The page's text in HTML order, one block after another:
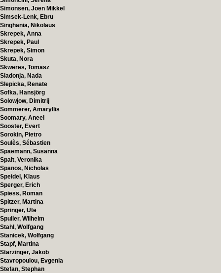
Simonsen, Joen Mikkel
Simsek-Lenk, Ebru
Singhania, Nikolaus
Skrepek, Anna
Skrepek, Paul
Skrepek, Simon
Skuta, Nora
Skweres, Tomasz
Sladonja, Nada
Slepicka, Renate
Sofka, Hansjörg
Solowjow, Dimitrij
Sommerer, Amaryllis
Soomary, Aneel
Sooster, Evert
Sorokin, Pietro
Soulès, Sébastien
Spaemann, Susanna
Spalt, Veronika
Spanos, Nicholas
Speidel, Klaus
Sperger, Erich
Spiess, Roman
Spitzer, Martina
Springer, Ute
Spuller, Wilhelm
Stahl, Wolfgang
Stanicek, Wolfgang
Stapf, Martina
Starzinger, Jakob
Stavropoulou, Evgenia
Stefan, Stephan